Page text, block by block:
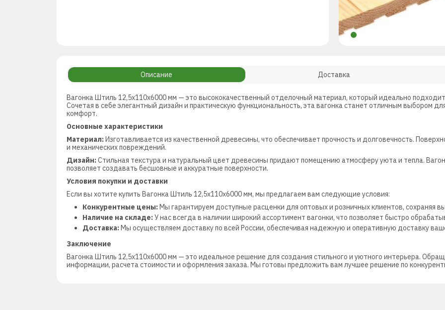
Описание Доставка
Вагонка Штиль 12,5х110х6000 мм — это высококачественный отделочный материал, который идеально
Сочетая в себе элегантный дизайн и практическую функциональность, эта вагонка станет отличным выбором
комфорт.
Основные характеристики
Материал:Изготавливается из качественной древесины, что обеспечивает прочность и долговечность.
и механических повреждений.
Дизайн:Стильная текстура и натуральный цвет древесины придают помещению атмосферу уюта и тепла.
позволяет создавать бесшовные и аккуратные поверхности.
Условия покупки и доставки
Если вы хотите купить Вагонка Штиль 12,5х110х6000 мм, мы предлагаем вам следующие условия:
Конкурентные цены:Мы гарантируем доступные расценки для оптовых и розничных клиентов, сохраняя
Наличие на складе:У нас всегда в наличии широкий ассортимент вагонки, что позволяет быстро
Доставка:Мы осуществляем доставку по всей России, обеспечивая надежную и оперативную доставку
Заключение
Вагонка Штиль 12,5х110х6000 мм — это идеальное решение для создания стильного и уютного интерьера.
информации, расчета стоимости и оформления заказа. Мы готовы предложить вам лучшее решение по